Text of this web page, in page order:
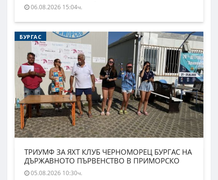
06.08.2026 15:04ч.
БУРГАС
ТРИУМФ ЗА ЯХТ КЛУБ ЧЕРНОМОРЕЦ БУРГАС НА
ДЪРЖАВНОТО ПЪРВЕНСТВО В ПРИМОРСКО
05.08.2026 10:30ч.